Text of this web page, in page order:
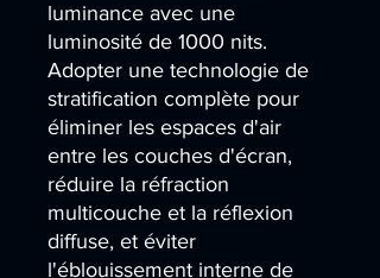
luminance avec une
luminosité de 1000 nits.
Adopter une technologie de
stratification complète pour
éliminer les espaces d'air
entre les couches d'écran,
réduire la réfraction
multicouche et la réflexion
diffuse, et éviter
l'éblouissement interne de